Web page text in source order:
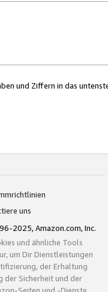
und Ziffern in das
uns
2025, Amazon.com, Inc.
und ähnliche Tools
um Dir Dienstleistungen
der Erhaltung
der Sicherheit und der